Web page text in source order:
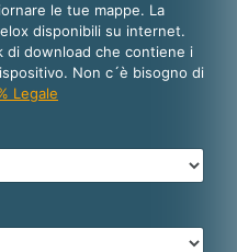
le tue mappe. La
disponibili su internet.
di download che contiene i
Non c´è bisogno di
Legale